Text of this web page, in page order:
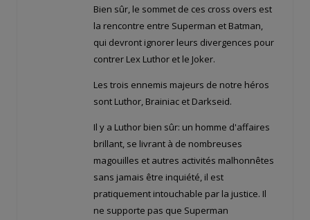
Bien sûr, le sommet de ces cross overs est
la rencontre entre Superman et Batman,
qui devront ignorer leurs divergences pour
contrer Lex Luthor et le Joker.
Les trois ennemis majeurs de notre héros
sont Luthor, Brainiac et Darkseid.
Il y a Luthor bien sûr: un homme d'affaires
brillant, se livrant à de nombreuses
magouilles et autres activités malhonnêtes
sans jamais être inquiété, il est
pratiquement intouchable par la justice. Il
ne supporte pas que Superman